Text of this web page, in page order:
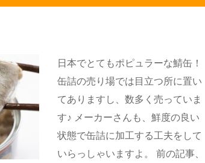
日本でとてもポピュラーな鯖缶！
缶詰の売り場では目立つ所に置い
てありますし、数多く売っていま
す♪ メーカーさんも、鮮度の良い
状態で缶詰に加工する工夫をして
いらっしゃいますよ。 前の記事、